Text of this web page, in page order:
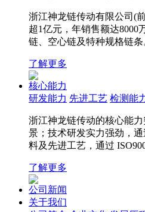
浙江神龙链传动有限公司(
超1亿元，年销售额达8000
链、空心链及特种规格链
了解更多
核心能力
研发能力 先进工艺 检测能
浙江神龙链传动的核心能
景；技术研发实力强劲，
料及先进工艺，通过
了解更多
公司新闻
关于我们